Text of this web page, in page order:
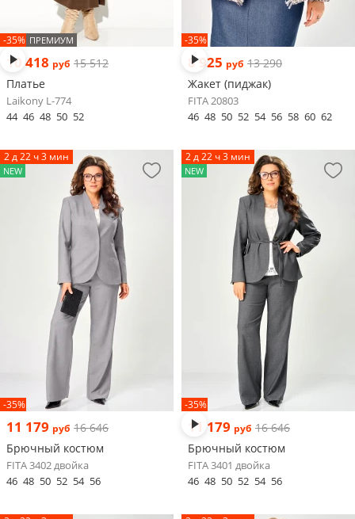
-35% ПРЕМИУМ
10 418 руб 15 512
Платье
Laikony L-774
44 46 48 50 52
-35%
8 925 руб 13 290
Жакет (пиджак)
FITA 20803
46 48 50 52 54 56 58 60 62
2 д 22 ч 3 мин
NEW
-35%
11 179 руб 16 646
Брючный костюм
FITA 3402 двойка
46 48 50 52 54 56
2 д 22 ч 3 мин
NEW
-35%
11 179 руб 16 646
Брючный костюм
FITA 3401 двойка
46 48 50 52 54 56